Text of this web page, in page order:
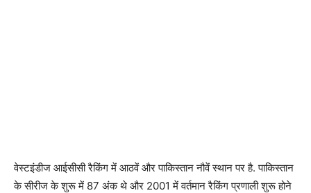
वेस्टइंडीज आईसीसी रैकिंग में आठवें और पाकिस्तान नौवें स्थान पर है. पाकिस्तान
के सीरीज के शुरू में 87 अंक थे और 2001 में वर्तमान रैकिंग प्रणाली शुरू होने